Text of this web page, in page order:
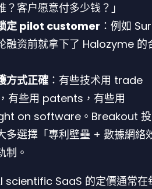
？客户愿意付多少钱？」
定 pilot customer ：例如
融资前就拿下了 Halozyme 的
方式正確 ：有些技术用 trade
有些用 patents，有些用
on software。Breakout
多選擇「專利壁壘 + 數據網絡
制。
scientific SaaS 的定價通常在